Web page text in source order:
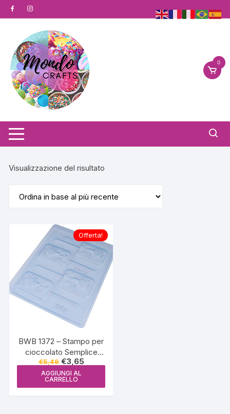
al
0
Visualizzazione del risultato
Offerta!
BWB 1372 – Stampo per
cioccolato Semplice
Lecca Lecca di
Comunione
€5,49 Il
prezzo
originale
era:
€3,65Il
prezzo
AGGIUNGI AL
CARRELLO